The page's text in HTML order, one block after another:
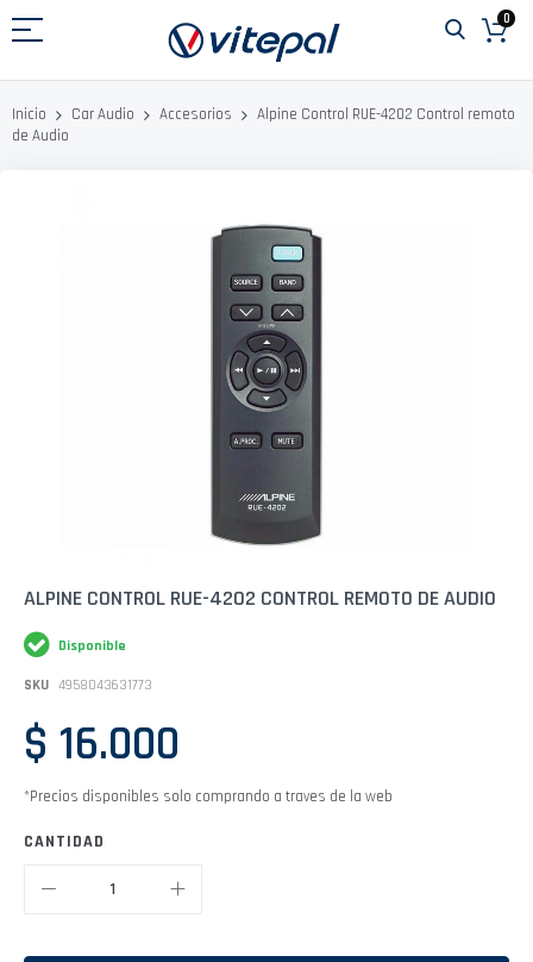
al
0
Inicio Car Audio Accesorios
Alpine Control RUE-4202 Control remoto
de Audio
Saltar
comienzo
de
galería
imágenes
ALPINE CONTROL RUE-4202 CONTROL REMOTO DE AUDIO
Disponible
SKU 4958043631773
$ 16.000
*Precios disponibles solo comprando a traves de la web
CANTIDAD